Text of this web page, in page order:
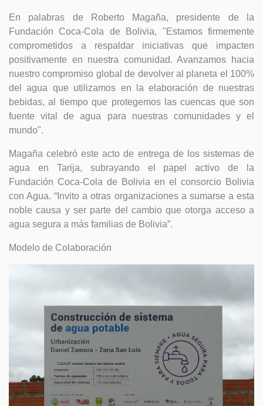
En palabras de Roberto Magaña, presidente de la
Fundación Coca-Cola de Bolivia, "Estamos firmemente
comprometidos a respaldar iniciativas que impacten
positivamente en nuestra comunidad. Avanzamos hacia
nuestro compromiso global de devolver al planeta el 100%
del agua que utilizamos en la elaboración de nuestras
bebidas, al tiempo que protegemos las cuencas que son
fuente vital de agua para nuestras comunidades y el
mundo".
Magaña celebró este acto de entrega de los sistemas de
agua en Tarija, subrayando el papel activo de la
Fundación Coca-Cola de Bolivia en el consorcio Bolivia
con Agua. “Invito a otras organizaciones a sumarse a esta
noble causa y ser parte del cambio que otorga acceso a
agua segura a más familias de Bolivia”.
Modelo de Colaboración